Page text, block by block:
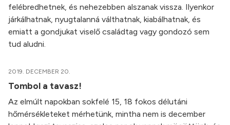
felébredhetnek, és nehezebben alszanak vissza. Ilyenkor
járkálhatnak, nyugtalanná válthatnak, kiabálhatnak, és
emiatt a gondjukat viselő családtag vagy gondozó sem
tud aludni.
2019. DECEMBER 20.
Tombol a tavasz!
Az elmúlt napokban sokfelé 15, 18 fokos délutáni
hőmérsékleteket mérhetünk, mintha nem is december